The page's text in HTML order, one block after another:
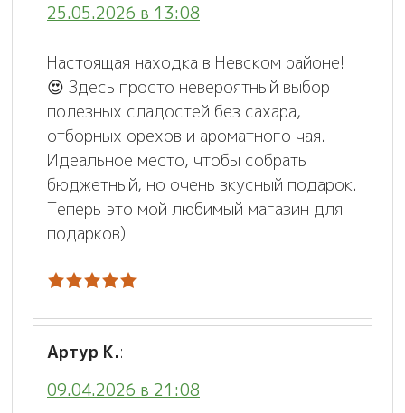
25.05.2026 в 13:08
Настоящая находка в Невском районе!
😍 Здесь просто невероятный выбор
полезных сладостей без сахара,
отборных орехов и ароматного чая.
Идеальное место, чтобы собрать
бюджетный, но очень вкусный подарок.
Теперь это мой любимый магазин для
подарков)
Артур К.:
09.04.2026 в 21:08